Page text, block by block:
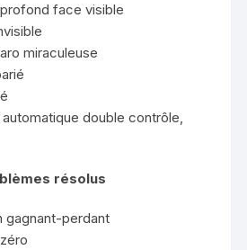
profond face visible
miraculeuse
double contrôle,
résolus
gagnant-perdant